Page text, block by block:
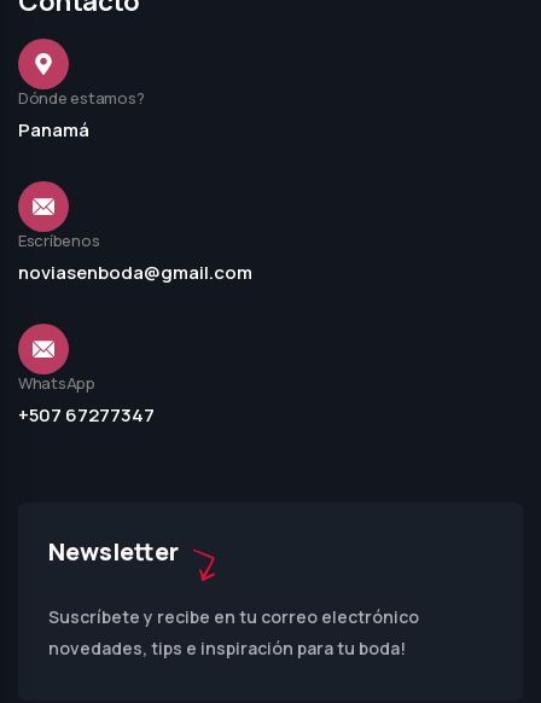
Dónde estamos?
Panamá
Escríbenos
noviasenboda@gmail.com
WhatsApp
+507 67277347
Newsletter
Suscríbete y recibe en tu correo electrónico
novedades, tips e inspiración para tu boda!